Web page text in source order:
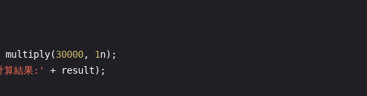
multiply(30000, 1
算結果:'